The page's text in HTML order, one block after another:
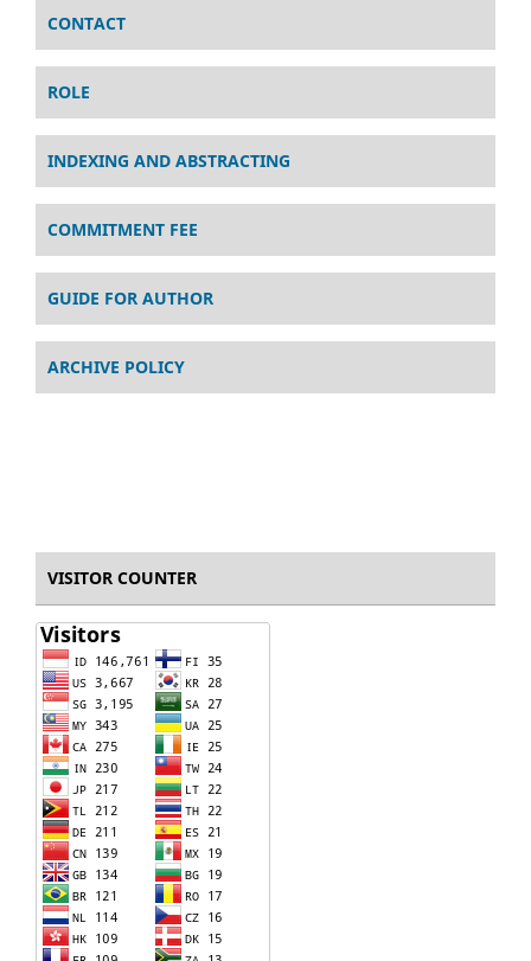
CONTACT
ROLE
INDEXING AND ABSTRACTING
COMMITMENT FEE
GUIDE FOR AUTHOR
ARCHIVE POLICY
VISITOR COUNTER